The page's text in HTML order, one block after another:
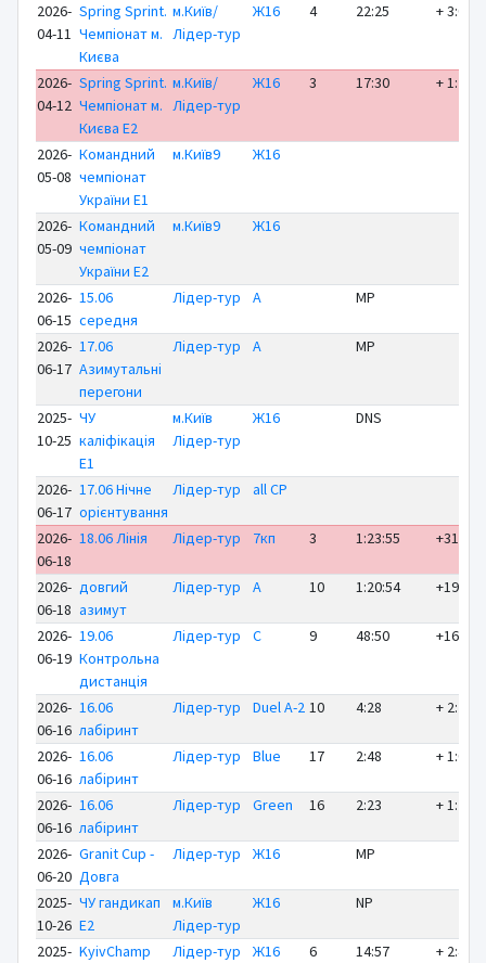
2026-
04-11
Spring Sprint.
Чемпіонат м.
Києва
м.Київ/
Лідер-тур
Ж16 4 22:25 + 3:05
2026-
04-12
Spring Sprint.
Чемпіонат м.
Києва E2
м.Київ/
Лідер-тур
Ж16 3 17:30 + 1:27
2026-
05-08
Командний
чемпіонат
України E1
м.Київ9 Ж16
2026-
05-09
Командний
чемпіонат
України E2
м.Київ9 Ж16
2026-
06-15
15.06
середня
Лідер-тур A MP
2026-
06-17
17.06
Азимутальні
перегони
Лідер-тур A MP
2025-
10-25
ЧУ
каліфікація
E1
м.Київ
Лідер-тур
Ж16 DNS
2026-
06-17
17.06 Нічне
орієнтування
Лідер-тур all CP
2026-
06-18
18.06 Лінія Лідер-тур 7кп 3 1:23:55 +31:35
2026-
06-18
довгий
азимут
Лідер-тур A 10 1:20:54 +19:57
2026-
06-19
19.06
Контрольна
дистанція
Лідер-тур C 9 48:50 +16:17
2026-
06-16
16.06
лабіринт
Лідер-тур Duel A-2 10 4:28 + 2:25
2026-
06-16
16.06
лабіринт
Лідер-тур Blue 17 2:48 + 1:05
2026-
06-16
16.06
лабіринт
Лідер-тур Green 16 2:23 + 1:20
2026-
06-20
Granit Cup -
Довга
Лідер-тур Ж16 MP
2025-
10-26
ЧУ гандикап
E2
м.Київ
Лідер-тур
Ж16 NP
2025- KyivChamp
Лідер-тур Ж16 6 14:57 + 2:49